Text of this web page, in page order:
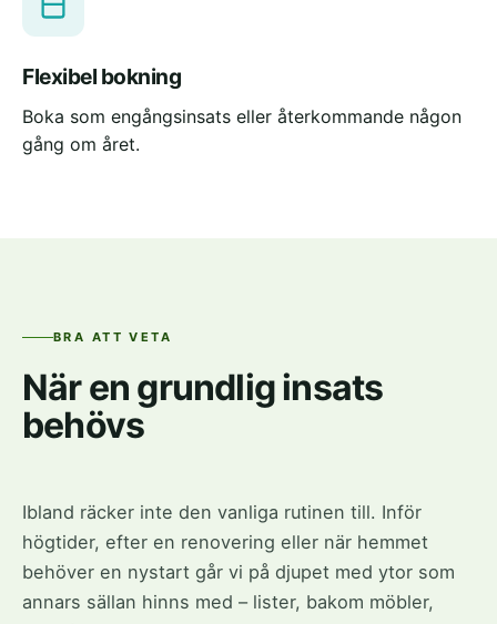
Flexibel bokning
Boka som engångsinsats eller återkommande någon
gång om året.
BRA ATT VETA
När en grundlig insats
behövs
Ibland räcker inte den vanliga rutinen till. Inför
högtider, efter en renovering eller när hemmet
behöver en nystart går vi på djupet med ytor som
annars sällan hinns med – lister, bakom möbler,